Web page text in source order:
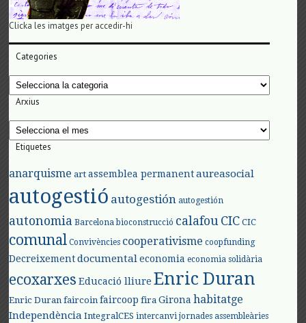
Clicka les imatges per accedir-hi
Categories
Categories
Arxius
Arxius
Etiquetes
anarquisme art assemblea permanent aureasocial
autogestió autogestión autogestión
autonomia Barcelona bioconstrucció calafou CIC CIC
comunal Convivències cooperativisme coopfunding
Decreixement documental economia economia solidària
ecoxarxes Educació lliure Enric Duran
Enric Duran faircoin faircoop fira Girona habitatge
Independència IntegralCES intercanvi jornades assembleàries